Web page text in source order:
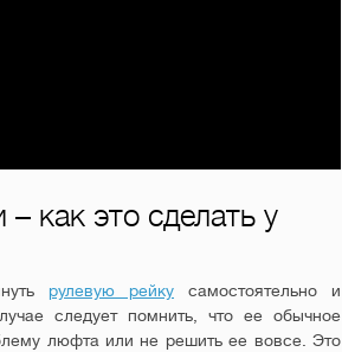
как это сделать у
рулевую рейку самостоятельно и
следует помнить, что ее обычное
люфта или не решить ее вовсе. Это